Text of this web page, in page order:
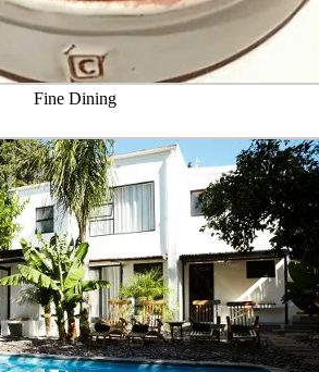
Fine Dining